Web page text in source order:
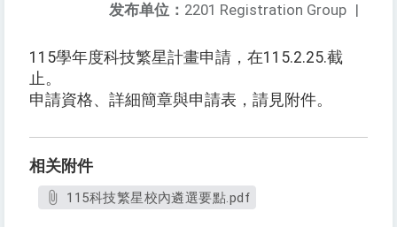
发布单位： 2201 Registration Group |
115學年度科技繁星計畫申請，在115.2.25.截
止。
申請資格、詳細簡章與申請表，請見附件。
相关附件
115科技繁星校內遴選要點.pdf